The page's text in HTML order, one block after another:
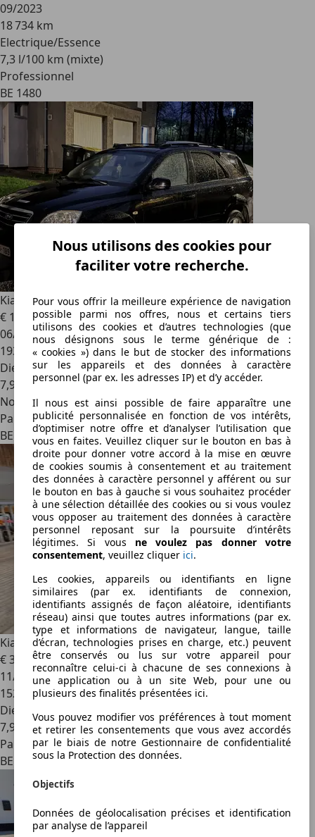
Nous utilisons des cookies pour
faciliter votre recherche.
Pour vous offrir la meilleure expérience de navigation
possible parmi nos offres, nous et certains tiers
utilisons des cookies et d’autres technologies (que
nous désignons sous le terme générique de :
« cookies ») dans le but de stocker des informations
sur les appareils et des données à caractère
personnel (par ex. les adresses IP) et d’y accéder.
Il nous est ainsi possible de faire apparaître une
publicité personnalisée en fonction de vos intérêts,
d’optimiser notre offre et d’analyser l’utilisation que
vous en faites. Veuillez cliquer sur le bouton en bas à
droite pour donner votre accord à la mise en œuvre
de cookies soumis à consentement et au traitement
des données à caractère personnel y afférent ou sur
le bouton en bas à gauche si vous souhaitez procéder
à une sélection détaillée des cookies ou si vous voulez
vous opposer au traitement des données à caractère
personnel reposant sur la poursuite d’intérêts
légitimes. Si vous ne voulez pas donner votre
consentement, veuillez cliquer ici.
Les cookies, appareils ou identifiants en ligne
similaires (par ex. identifiants de connexion,
identifiants assignés de façon aléatoire, identifiants
réseau) ainsi que toutes autres informations (par ex.
type et informations de navigateur, langue, taille
d’écran, technologies prises en charge, etc.) peuvent
être conservés ou lus sur votre appareil pour
reconnaître celui-ci à chacune de ses connexions à
une application ou à un site Web, pour une ou
plusieurs des finalités présentées ici.
Vous pouvez modifier vos préférences à tout moment
et retirer les consentements que vous avez accordés
par le biais de notre Gestionnaire de confidentialité
sous la Protection des données.
Objectifs
Données de géolocalisation précises et identification
par analyse de l’appareil
09/2023
18 734 km
Electrique/Essence
7,3 l/100 km (mixte)
Professionnel
BE 1480
Kia Sorento2.5 Turbo CRDi VGT LX
€ 1 800
06/2007
193 000 km
Diesel
7,9 l/100 km (mixte)
Nouveau
Particulier
BE 4420
Kia SorentoSorento 2.5 Turbo CRDi VGT B2B Leather (Fl)
€ 3 200
11/2008
152 000 km
Diesel
7,9 l/100 km (mixte)
Particulier
BE 7890